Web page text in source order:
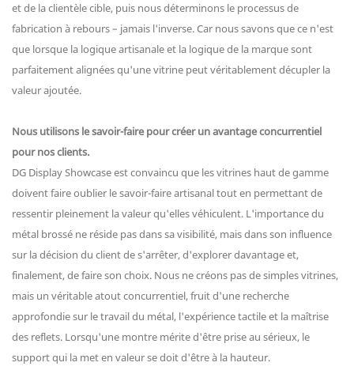
et de la clientèle cible, puis nous déterminons le processus de
fabrication à rebours – jamais l'inverse. Car nous savons que ce n'est
que lorsque la logique artisanale et la logique de la marque sont
parfaitement alignées qu'une vitrine peut véritablement décupler la
valeur ajoutée.
Nous utilisons le savoir-faire pour créer un avantage concurrentiel
pour nos clients.
DG Display Showcase est convaincu que les vitrines haut de gamme
doivent faire oublier le savoir-faire artisanal tout en permettant de
ressentir pleinement la valeur qu'elles véhiculent. L'importance du
métal brossé ne réside pas dans sa visibilité, mais dans son influence
sur la décision du client de s'arrêter, d'explorer davantage et,
finalement, de faire son choix. Nous ne créons pas de simples vitrines,
mais un véritable atout concurrentiel, fruit d'une recherche
approfondie sur le travail du métal, l'expérience tactile et la maîtrise
des reflets. Lorsqu'une montre mérite d'être prise au sérieux, le
support qui la met en valeur se doit d'être à la hauteur.